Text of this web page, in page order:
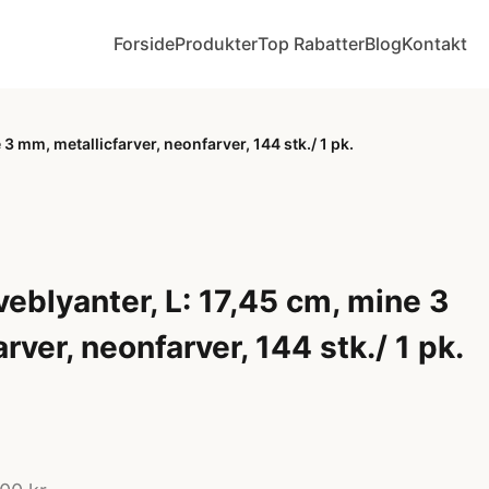
ForsideProdukterTop RabatterBlogKontakt
mm, metallicfarver, neonfarver, 144 stk./ 1 pk.
L: 17,45 cm, mine 3
neonfarver, 144 stk./ 1 pk.